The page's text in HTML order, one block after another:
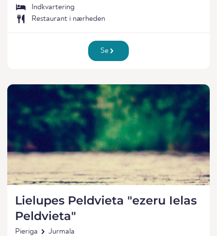
Indkvartering
Restaurant i nærheden
Se
Lielupes Peldvieta "ezeru Ielas
Peldvieta"
Pieriga Jurmala